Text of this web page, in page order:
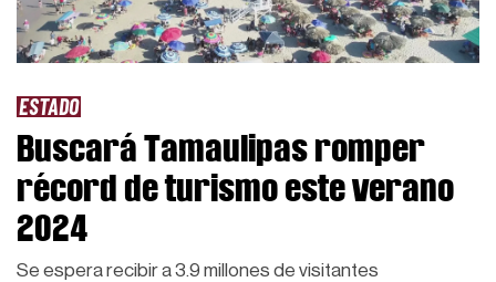
ESTADO
Buscará Tamaulipas romper
récord de turismo este verano
2024
Se espera recibir a 3.9 millones de visitantes